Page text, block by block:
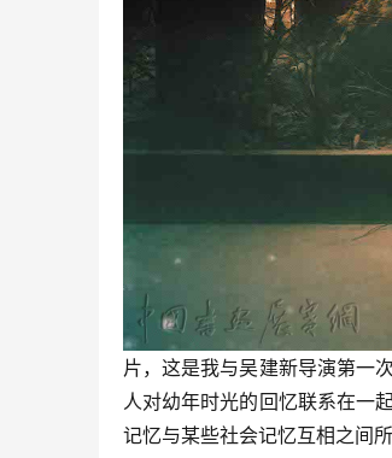
片，这是我与吴建新导演第一
人对幼年时光的回忆联系在一
记忆与某些社会记忆互相之间